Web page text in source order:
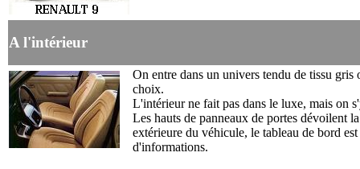
A l'intérieur
On entre dans un univers tendu de tissu gris
choix.
L'intérieur ne fait pas dans le luxe, mais on
Les hauts de panneaux de portes dévoilent
extérieure du véhicule, le tableau de bord est
d'informations.